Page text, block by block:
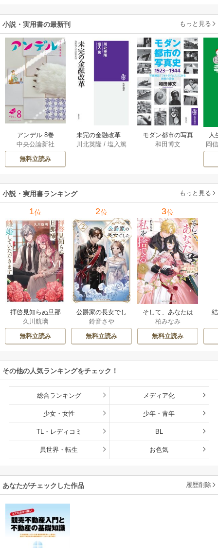
二度目は串刺し回
避します！～
小説・実用書の最新刊 もっと見る
アンデル 8巻
中央公論新社
無料立読み
未完の金融改革
――池尾和人の政
川北英隆 /塩入篤
モダン都市の写真
史 1923－1944
和田博文
人
教
岡
小説・実用書ランキング もっと見る
1位
拝啓見知らぬ旦那
様、離婚していた
だきます
久川航璃
無料立読み
2位
公爵家の長女でし
た
鈴音さや
無料立読み
3位
そして、あなたは
私を捨てる
柏みなみ
無料立読み
その他の人気ランキングをチェック！
総合ランキング メディア化
少女・女性 少年・青年
TL・レディコミ BL
異世界・転生 お色気
あなたがチェックした作品 履歴削除